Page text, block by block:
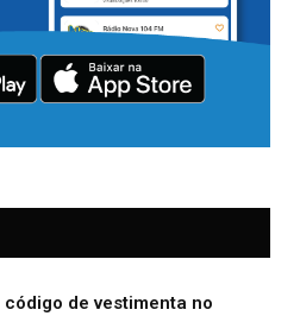
código de vestimenta no